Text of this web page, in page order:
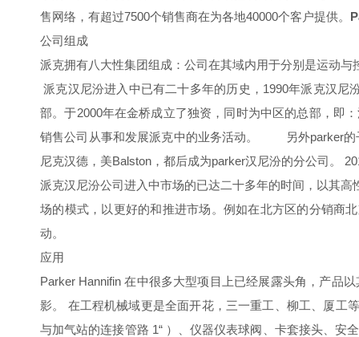
售网络，有超过7500个销售商在为各地40000个客户提供。
公司组成
派克拥有八大性集团组成：公司在其域内用于分别是运动
派克汉尼汾进入中已有二十多年的历史，1990年派克汉
部。于2000年在金桥成立了独资，同时为中区的总部，即
销售公司从事和发展派克中的业务活动。 另外parker的
尼克汉德，美Balston，都后成为parker汉尼汾的分公司。
派克汉尼汾公司进入中市场的已达二十多年的时间，以其
场的模式，以更好的和推进市场。例如在北方区的分销商
动。
应用
Parker Hannifin 在中很多大型项目上已经展露头角，产品
影。 在工程机械域更是全面开花，三一重工、柳工、厦工
与加气站的连接管路 1“ ）、仪器仪表球阀、卡套接头、安